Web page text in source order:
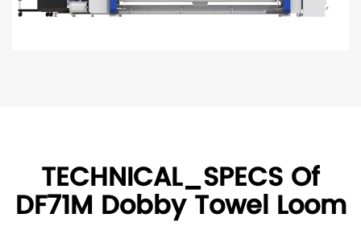
TECHNICAL_SPECS Of
DF71M Dobby Towel Loom